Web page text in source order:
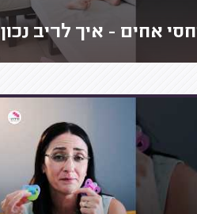
אחים - איך לריב נכון